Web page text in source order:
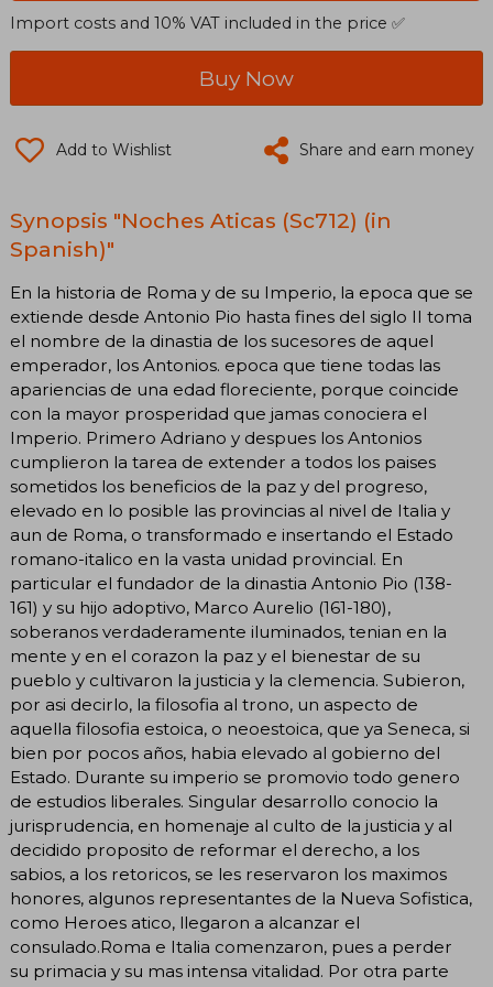
Import costs and 10% VAT included in the price ✅
Buy Now
Add to Wishlist Share and earn money
Synopsis "Noches Aticas (Sc712) (in
Spanish)"
En la historia de Roma y de su Imperio, la epoca que se
extiende desde Antonio Pio hasta fines del siglo II toma
el nombre de la dinastia de los sucesores de aquel
emperador, los Antonios. epoca que tiene todas las
apariencias de una edad floreciente, porque coincide
con la mayor prosperidad que jamas conociera el
Imperio. Primero Adriano y despues los Antonios
cumplieron la tarea de extender a todos los paises
sometidos los beneficios de la paz y del progreso,
elevado en lo posible las provincias al nivel de Italia y
aun de Roma, o transformado e insertando el Estado
romano-italico en la vasta unidad provincial. En
particular el fundador de la dinastia Antonio Pio (138-
161) y su hijo adoptivo, Marco Aurelio (161-180),
soberanos verdaderamente iluminados, tenian en la
mente y en el corazon la paz y el bienestar de su
pueblo y cultivaron la justicia y la clemencia. Subieron,
por asi decirlo, la filosofia al trono, un aspecto de
aquella filosofia estoica, o neoestoica, que ya Seneca, si
bien por pocos años, habia elevado al gobierno del
Estado. Durante su imperio se promovio todo genero
de estudios liberales. Singular desarrollo conocio la
jurisprudencia, en homenaje al culto de la justicia y al
decidido proposito de reformar el derecho, a los
sabios, a los retoricos, se les reservaron los maximos
honores, algunos representantes de la Nueva Sofistica,
como Heroes atico, llegaron a alcanzar el
consulado.Roma e Italia comenzaron, pues a perder
su primacia y su mas intensa vitalidad. Por otra parte